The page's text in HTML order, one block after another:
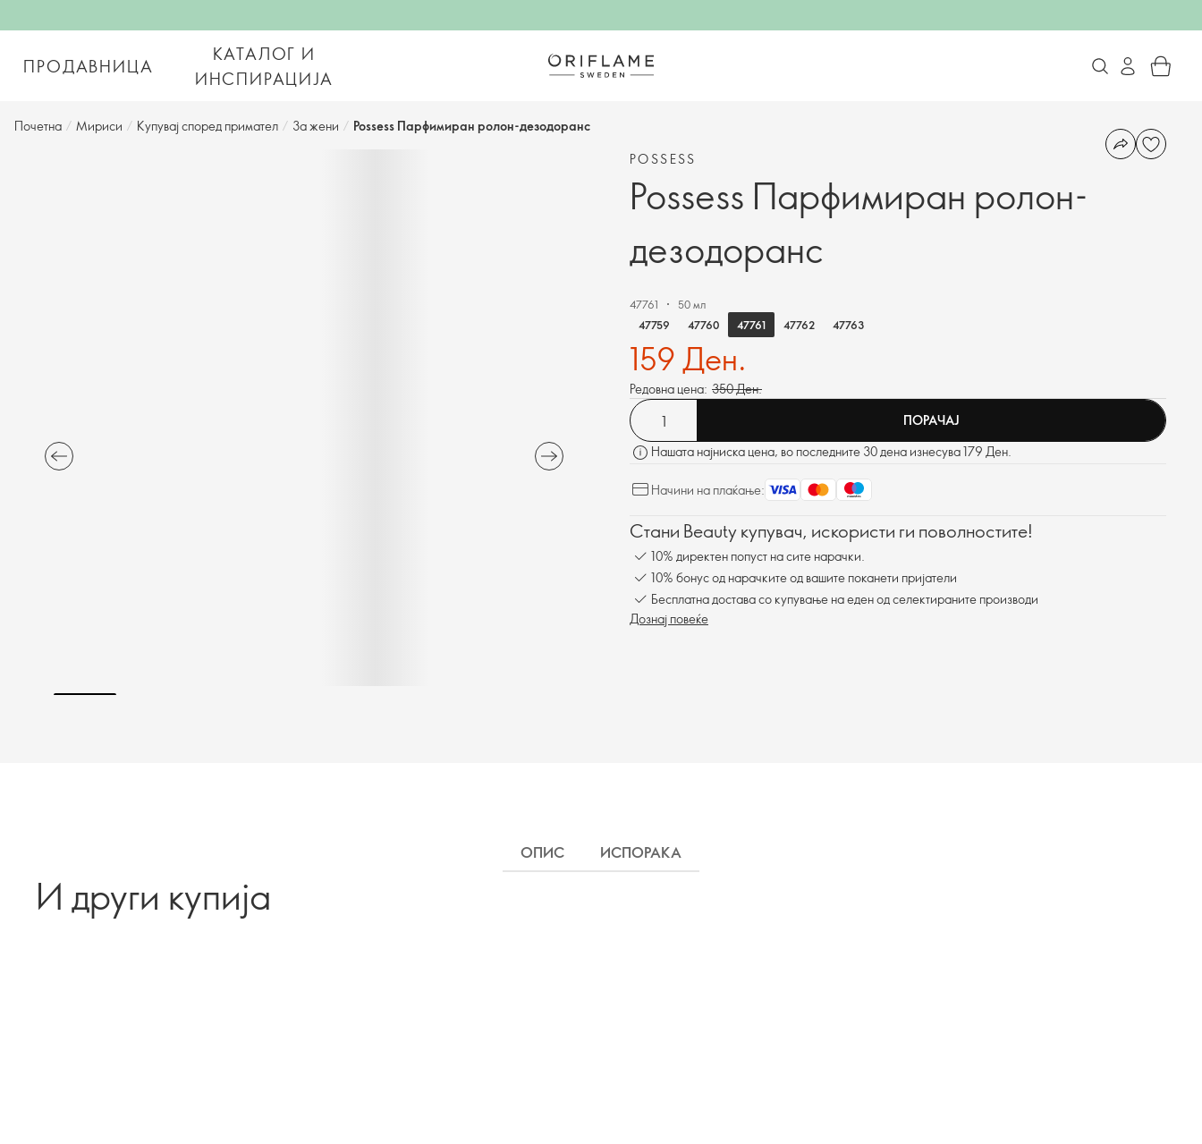
ПРОДАВНИЦА
КАТАЛОГ И
ИНСПИРАЦИЈА
Почетна / Мириси / Купувај според примател / За жени / Possess Парфимиран ролон-дезодоранс
POSSESS
Possess Парфимиран ролон-
дезодоранс
47761
50 мл
47759
47760 47761 47762 47763
159 Ден.
Редовна цена: 350 Ден.
ПОРАЧАЈ
Нашата најниска цена, во последните 30 дена изнесува 179 Ден.
Начини на плаќање:
Стани Beauty купувач, искористи ги поволностите!
10% директен попуст на сите нарачки.
10% бонус од нарачките од вашите поканети пријатели
Бесплатна достава со купување на еден од селектираните производи
Дознај повеќе
ОПИС ИСПОРАКА
И други купија